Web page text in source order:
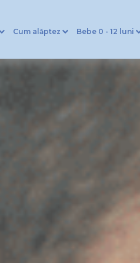
Cum alăptez Bebe 0 - 12 luni